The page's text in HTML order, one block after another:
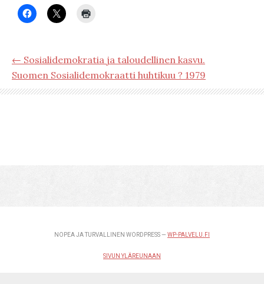
← Sosialidemokratia ja taloudellinen kasvu.
Suomen Sosialidemokraatti huhtikuu ? 1979
NOPEA JA TURVALLINEN WORDPRESS — WP-PALVELU.FI
SIVUN YLÄREUNAAN